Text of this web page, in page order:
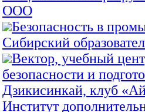
ООО
Безопасность в
Сибирский
Вектор, учебный
безопасности и
Дзикисинкай, клуб
Институт